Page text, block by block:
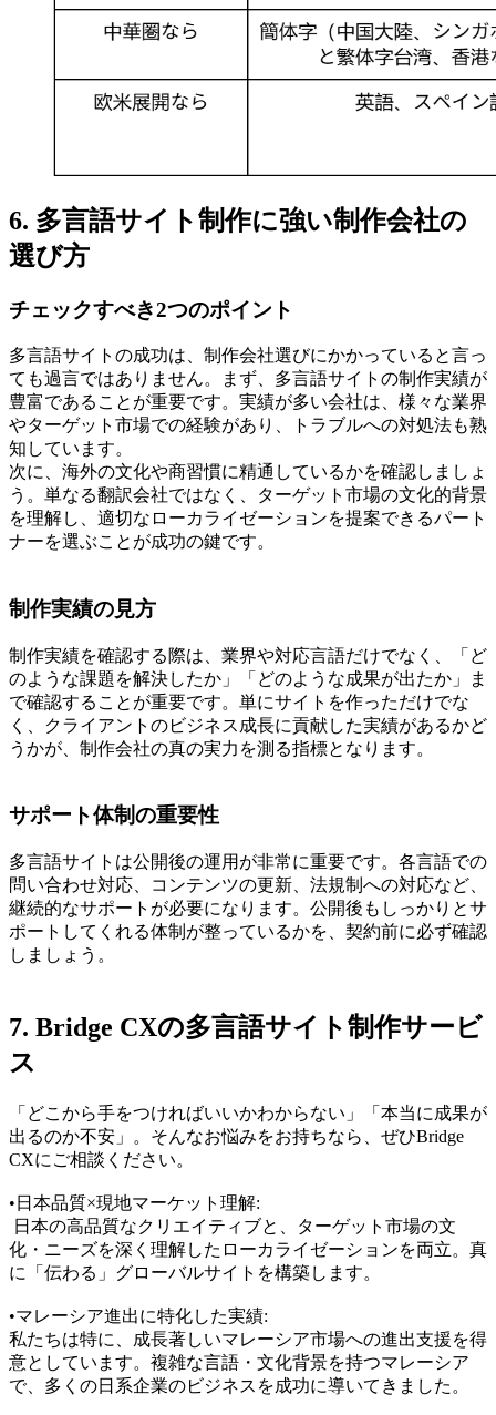
6. 多言語サイト制作に強い制作会社の
選び方
チェックすべき2つのポイント
多言語サイトの成功は、制作会社選びにかかっていると言っ
ても過言ではありません。まず、多言語サイトの制作実績が
豊富であることが重要です。実績が多い会社は、様々な業界
やターゲット市場での経験があり、トラブルへの対処法も熟
知しています。
次に、海外の文化や商習慣に精通しているかを確認しましょ
う。単なる翻訳会社ではなく、ターゲット市場の文化的背景
を理解し、適切なローカライゼーションを提案できるパート
ナーを選ぶことが成功の鍵です。
制作実績の見方
制作実績を確認する際は、業界や対応言語だけでなく、「ど
のような課題を解決したか」「どのような成果が出たか」ま
で確認することが重要です。単にサイトを作っただけでな
く、クライアントのビジネス成長に貢献した実績があるかど
うかが、制作会社の真の実力を測る指標となります。
サポート体制の重要性
多言語サイトは公開後の運用が非常に重要です。各言語での
問い合わせ対応、コンテンツの更新、法規制への対応など、
継続的なサポートが必要になります。公開後もしっかりとサ
ポートしてくれる体制が整っているかを、契約前に必ず確認
しましょう。
7. Bridge CXの多言語サイト制作サービ
ス
「どこから手をつければいいかわからない」「本当に成果が
出るのか不安」。そんなお悩みをお持ちなら、ぜひBridge
CXにご相談ください。
• 日本品質×現地マーケット理解:
日本の高品質なクリエイティブと、ターゲット市場の文
化・ニーズを深く理解したローカライゼーションを両立。真
に「伝わる」グローバルサイトを構築します。
•マレーシア進出に特化した実績:
私たちは特に、成長著しいマレーシア市場への進出支援を得
意としています。複雑な言語・文化背景を持つマレーシア
で、多くの日系企業のビジネスを成功に導いてきました。